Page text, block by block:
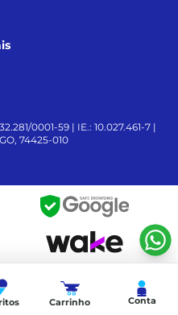
Carrinho Conta
0001-59 | IE.: 10.027.461-7 |
74425-010